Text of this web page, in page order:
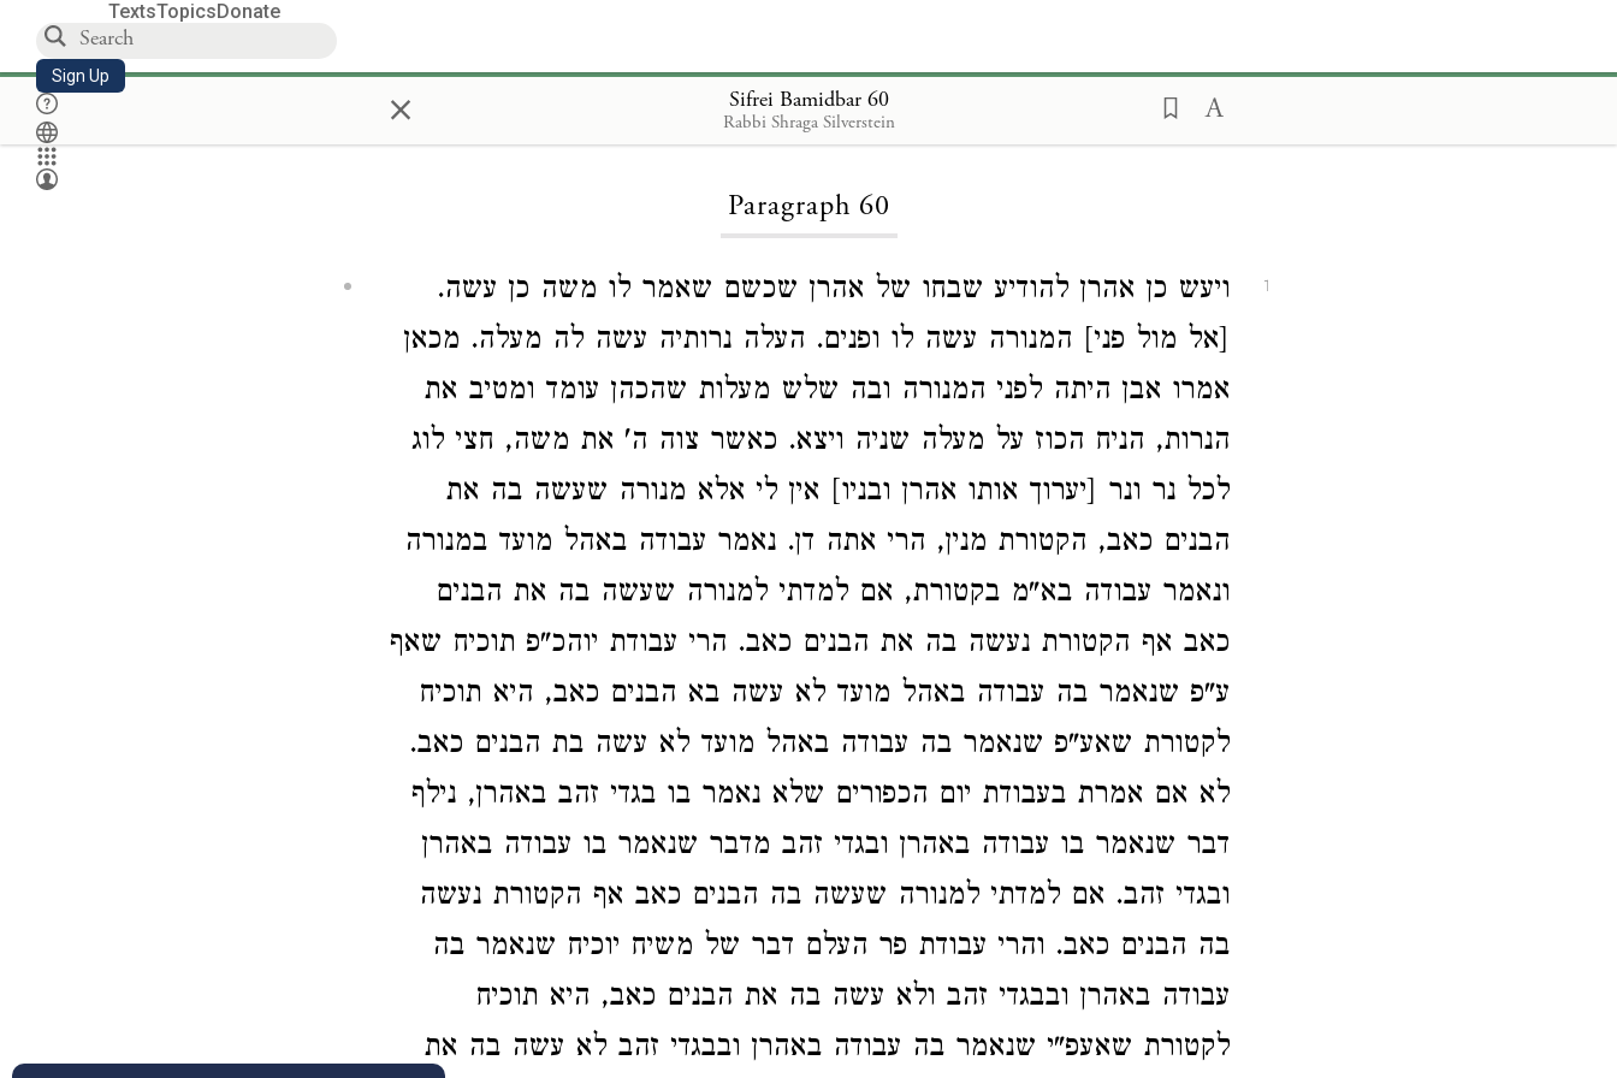
TextsTopicsDonate
Sign Up × Sifrei Bamidbar 60
Rabbi Shraga Silverstein
Loading...
Paragraph 60
1
ויעש כן אהרן להודיע שבחו של אהרן שכשם שאמר לו משה כן עשה.
[אל מול פני] המנורה עשה לו ופנים. העלה נרותיה עשה לה מעלה. מכאן
אמרו אבן היתה לפני המנורה ובה שלש מעלות שהכהן עומד ומטיב את
הנרות, הניח הכוז על מעלה שניה ויצא. כאשר צוה ה' את משה, חצי לוג
לכל נר ונר [יערוך אותו אהרן ובניו] אין לי אלא מנורה שעשה בה את
הבנים כאב, הקטורת מנין, הרי אתה דן. נאמר עבודה באהל מועד במנורה
ונאמר עבודה בא"מ בקטורת, אם למדתי למנורה שעשה בה את הבנים
כאב אף הקטורת נעשה בה את הבנים כאב. הרי עבודת יוהכ"פ תוכיח שאף
ע"פ שנאמר בה עבודה באהל מועד לא עשה בא הבנים כאב, היא תוכיח
לקטורת שאע"פ שנאמר בה עבודה באהל מועד לא עשה בת הבנים כאב.
לא אם אמרת בעבודת יום הכפורים שלא נאמר בו בגדי זהב באהרן, נילף
דבר שנאמר בו עבודה באהרן ובגדי זהב מדבר שנאמר בו עבודה באהרן
ובגדי זהב. אם למדתי למנורה שעשה בה הבנים כאב אף הקטורת נעשה
בה הבנים כאב. והרי עבודת פר העלם דבר של משיח יוכיח שנאמר בה
עבודה באהרן ובבגדי זהב ולא עשה בה את הבנים כאב, היא תוכיח
לקטורת שאעפ"י שנאמר בה עבודה באהרן ובבגדי זהב לא עשה בה את